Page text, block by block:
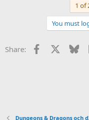
s
1 of
You must
Share: Facebook
Dungeons & Dragons och